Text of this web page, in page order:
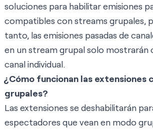
soluciones para habilitar emisiones
compatibles con streams grupales,
tanto, las emisiones pasadas de
en un stream grupal solo mostrarán
canal individual.
¿Cómo funcionan las extensiones
grupales?
Las extensiones se deshabilitarán
espectadores que vean en modo